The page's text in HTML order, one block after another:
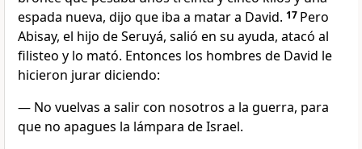
espada nueva, dijo que iba a matar a David. 17 Pero
Abisay, el hijo de Seruyá, salió en su ayuda, atacó al
filisteo y lo mató. Entonces los hombres de David le
hicieron jurar diciendo:
— No vuelvas a salir con nosotros a la guerra, para
que no apagues la lámpara de Israel.